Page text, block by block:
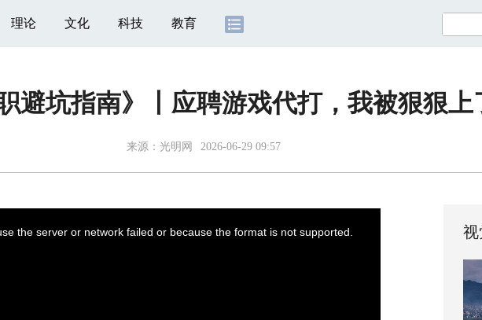
理论 文化 科技 教育
避坑指南》丨应聘游戏代打，我被狠狠上
来源： 光明网 2026-06-29 09:57
the server or network failed or because the format is not supported. 视